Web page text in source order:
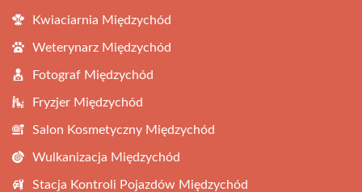
Kwiaciarnia Międzychód
Weterynarz Międzychód
Fotograf Międzychód
Fryzjer Międzychód
Salon Kosmetyczny Międzychód
Wulkanizacja Międzychód
Stacja Kontroli Pojazdów Międzychód